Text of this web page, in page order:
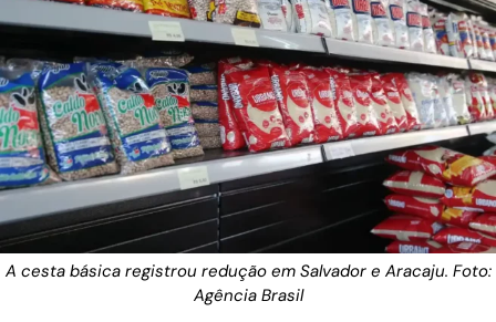
A cesta básica registrou redução em Salvador e Aracaju. Foto:
Agência Brasil